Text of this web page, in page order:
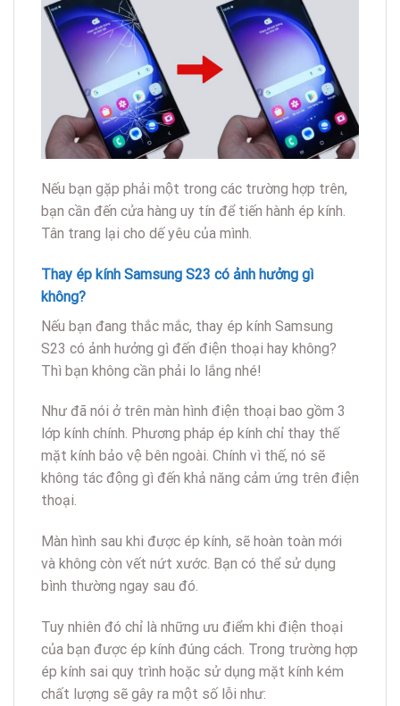
Nếu bạn gặp phải một trong các trường hợp trên,
bạn cần đến cửa hàng uy tín để tiến hành ép kính.
Tân trang lại cho dế yêu của mình.
Thay ép kính Samsung S23 có ảnh hưởng gì
không?
Nếu bạn đang thắc mắc, thay ép kính Samsung
S23 có ảnh hưởng gì đến điện thoại hay không?
Thì bạn không cần phải lo lắng nhé!
Như đã nói ở trên màn hình điện thoại bao gồm 3
lớp kính chính. Phương pháp ép kính chỉ thay thế
mặt kính bảo vệ bên ngoài. Chính vì thế, nó sẽ
không tác động gì đến khả năng cảm ứng trên điện
thoại.
Màn hình sau khi được ép kính, sẽ hoàn toàn mới
và không còn vết nứt xước. Bạn có thể sử dụng
bình thường ngay sau đó.
Tuy nhiên đó chỉ là những ưu điểm khi điện thoại
của bạn được ép kính đúng cách. Trong trường hợp
ép kính sai quy trình hoặc sử dụng mặt kính kém
chất lượng sẽ gây ra một số lỗi như: